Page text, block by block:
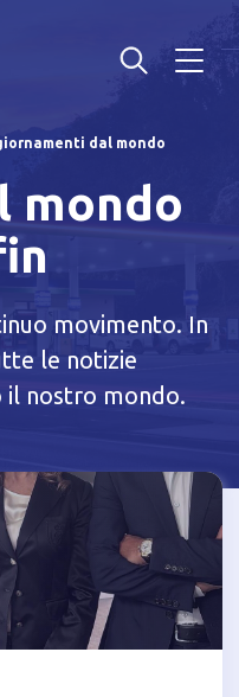
dal mondo
mondo
movimento. In
le notizie
il nostro mondo.